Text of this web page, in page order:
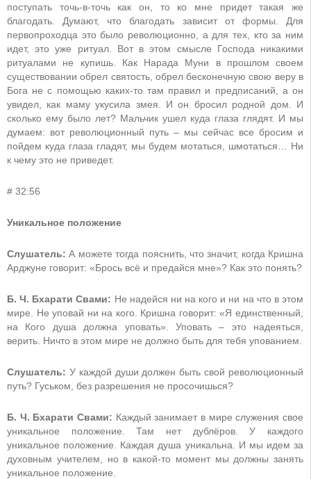
поступать точь-в-точь как он, то ко мне придет такая же
благодать. Думают, что благодать зависит от формы. Для
первопроходца это было революционно, а для тех, кто за ним
идет, это уже ритуал. Вот в этом смысле Господа никакими
ритуалами не купишь. Как Нарада Муни в прошлом своем
существовании обрел святость, обрел бесконечную свою веру в
Бога не с помощью каких-то там правил и предписаний, а он
увидел, как маму укусила змея. И он бросил родной дом. И
сколько ему было лет? Мальчик ушел куда глаза глядят. И мы
думаем: вот революционный путь – мы сейчас все бросим и
пойдем куда глаза гладят, мы будем мотаться, шмотаться… Ни
к чему это не приведет.
# 32:56
Уникальное положение
Слушатель: А можете тогда пояснить, что значит, когда Кришна
Арджуне говорит: «Брось всё и предайся мне»? Как это понять?
Б. Ч. Бхарати Свами: Не надейся ни на кого и ни на что в этом
мире. Не уповай ни на кого. Кришна говорит: «Я единственный,
на Кого душа должна уповать». Уповать – это надеяться,
верить. Ничто в этом мире не должно быть для тебя упованием.
Слушатель: У каждой души должен быть свой революционный
путь? Гуськом, без разрешения не просочишься?
Б. Ч. Бхарати Свами: Каждый занимает в мире служения свое
уникальное положение. Там нет дублёров. У каждого
уникальное положение. Каждая душа уникальна. И мы идем за
духовным учителем, но в какой-то момент мы должны занять
уникальное положение.